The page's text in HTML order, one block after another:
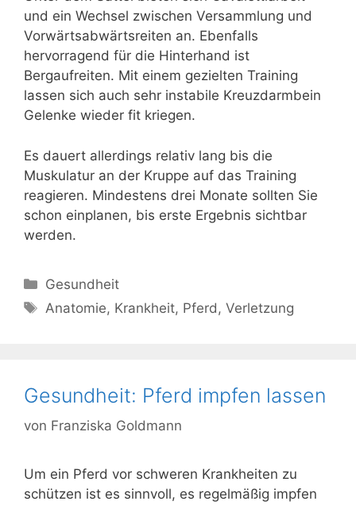
und ein Wechsel zwischen Versammlung und
Vorwärtsabwärtsreiten an. Ebenfalls
hervorragend für die Hinterhand ist
Bergaufreiten. Mit einem gezielten Training
lassen sich auch sehr instabile Kreuzdarmbein
Gelenke wieder fit kriegen.
Es dauert allerdings relativ lang bis die
Muskulatur an der Kruppe auf das Training
reagieren. Mindestens drei Monate sollten Sie
schon einplanen, bis erste Ergebnis sichtbar
werden.
Kategorien
Gesundheit
Schlagwörter
Anatomie, Krankheit, Pferd ,Verletzung
Gesundheit: Pferd impfen lassen
von Franziska Goldmann
Um ein Pferd vor schweren Krankheiten zu
schützen ist es sinnvoll, es regelmäßig impfen